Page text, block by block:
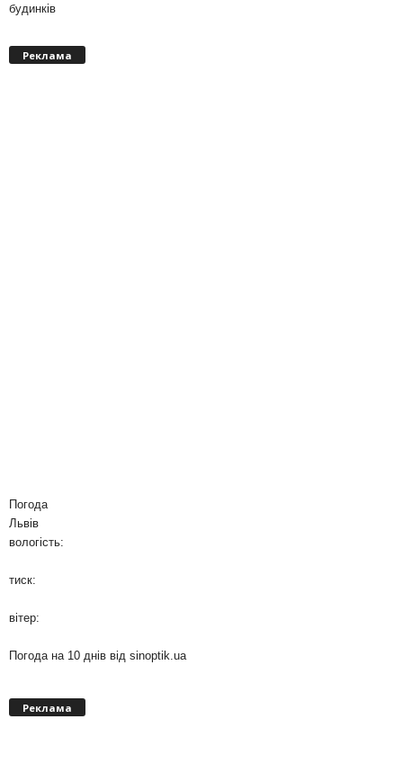
будинків
Реклама
Погода
Львів
вологість:
тиск:
вітер:
Погода на 10 днів від sinoptik.ua
Реклама